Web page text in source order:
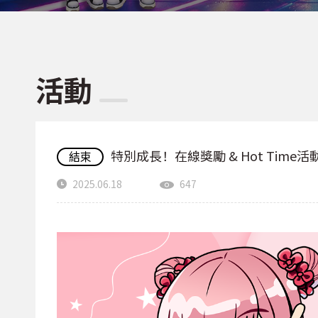
活動
結束 特別成長！在線獎勵 & Hot Time活
2025.06.18 647